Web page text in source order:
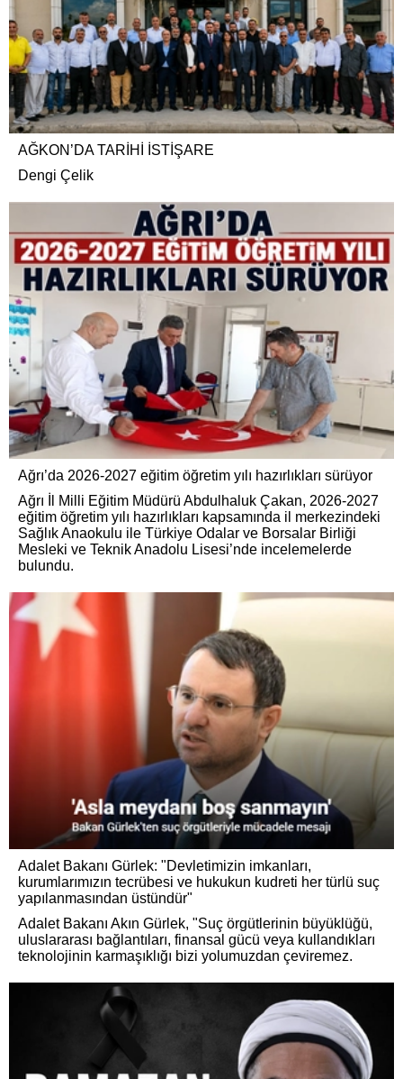
AĞKON’DA TARİHİ İSTİŞARE
Dengi Çelik
Ağrı’da 2026-2027 eğitim öğretim yılı hazırlıkları sürüyor
Ağrı İl Milli Eğitim Müdürü Abdulhaluk Çakan, 2026-2027
eğitim öğretim yılı hazırlıkları kapsamında il merkezindeki
Sağlık Anaokulu ile Türkiye Odalar ve Borsalar Birliği
Mesleki ve Teknik Anadolu Lisesi’nde incelemelerde
bulundu.
Adalet Bakanı Gürlek: "Devletimizin imkanları,
kurumlarımızın tecrübesi ve hukukun kudreti her türlü suç
yapılanmasından üstündür"
Adalet Bakanı Akın Gürlek, "Suç örgütlerinin büyüklüğü,
uluslararası bağlantıları, finansal gücü veya kullandıkları
teknolojinin karmaşıklığı bizi yolumuzdan çeviremez.